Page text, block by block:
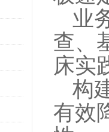
业
查、
床实
构
有效